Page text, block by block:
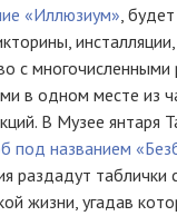
«Иллюзиум»,
с
в одном месте из
В Музее янтаря
под названием
раздадут таблички
жизни, угадав